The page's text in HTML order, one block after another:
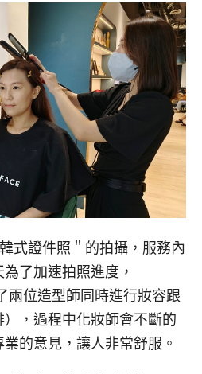
式證件照＂的拍攝，服務內
了加速拍照進度，
兩位造型師同時進行妝容跟
，過程中化妝師會不斷的
的意見，讓人非常舒服。